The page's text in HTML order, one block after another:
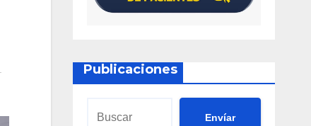
Publicaciones
Envíar